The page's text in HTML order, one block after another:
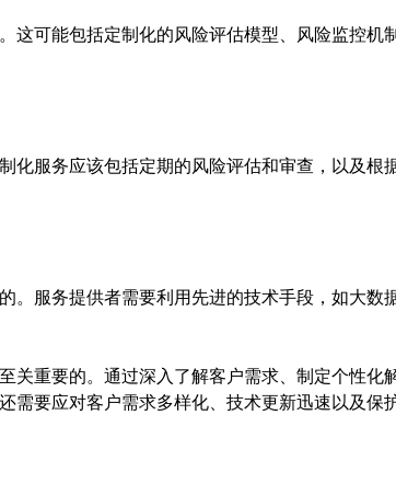
这可能包括定制化的风险评估模型、风险监控
化服务应该包括定期的风险评估和审查，以及
。服务提供者需要利用先进的技术手段，如大
关重要的。通过深入了解客户需求、制定个性
需要应对客户需求多样化、技术更新迅速以及